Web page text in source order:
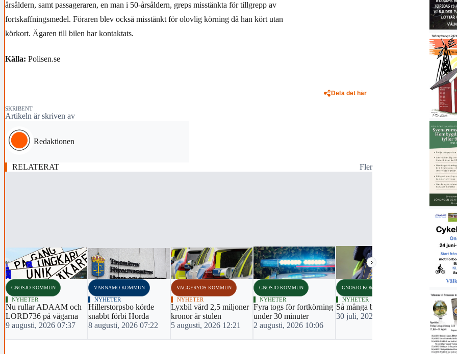
årsåldern, samt passageraren, en man i 50-årsåldern, greps misstänkta för tillgrepp av
fortskaffningsmedel. Föraren blev också misstänkt för olovlig körning då han kört utan
körkort. Ägaren till bilen har kontaktats.
Källa: Polisen.se
Dela det här
SKRIBENT
Artikeln är skriven av
Redaktionen
RELATERAT Fler
‹ ›
GNOSJÖ KOMMUN
NYHETER
Nu rullar ADAAM och
LORD736 på vägarna
9 augusti, 2026 07:37
VÄRNAMO KOMMUN
NYHETER
Hillerstorpsbo körde
snabbt förbi Horda
8 augusti, 2026 07:22
VAGGERYDS KOMMUN
NYHETER
Lyxbil värd 2,5 miljoner
kronor är stulen
5 augusti, 2026 12:21
GNOSJÖ KOMMUN
NYHETER
Fyra togs för fortkörning
under 30 minuter
2 augusti, 2026 10:06
GNOSJÖ KOMMUN
NYHETER
Så många brott anmäldes
30 juli, 2026 07:18
NYHETER
Två lösa
länsväg 152
28 juli,